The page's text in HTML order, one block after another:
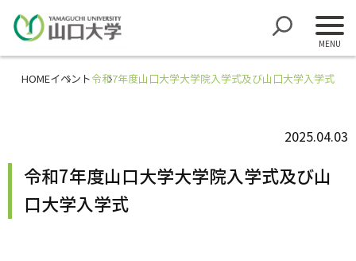
HOMEイベント令和7年度山口大学大学院入学式及び山口大学入学式
2025.04.03
令和7年度山口大学大学院入学式及び山
口大学入学式